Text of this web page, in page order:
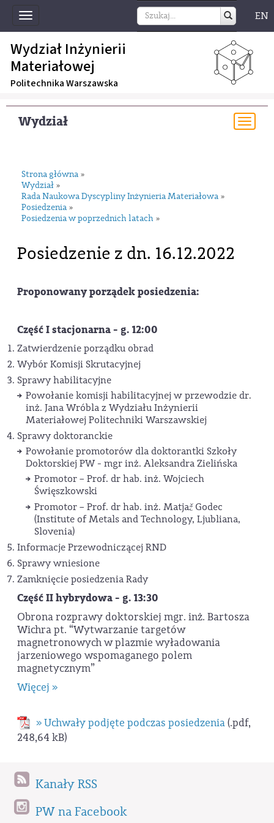
Toggle
navigation
EN
Wydział Inżynierii
Materiałowej
Politechnika Warszawska
Wydział
Strona główna »
Wydział »
Rada Naukowa Dyscypliny Inżynieria Materiałowa »
Posiedzenia »
Posiedzenia w poprzednich latach »
Posiedzenie z dn. 16.12.2022
Proponowany porządek posiedzenia:
Część I stacjonarna - g. 12:00
Zatwierdzenie porządku obrad
Wybór Komisji Skrutacyjnej
Sprawy habilitacyjne
Powołanie komisji habilitacyjnej w przewodzie dr.
inż. Jana Wróbla z Wydziału Inżynierii
Materiałowej Politechniki Warszawskiej
Sprawy doktoranckie
Powołanie promotorów dla doktorantki Szkoły
Doktorskiej PW - mgr inż. Aleksandra Zielińska
Promotor – Prof. dr hab. inż. Wojciech
Święszkowski
Promotor – Prof. dr hab. inż. MatjažGodec
(Institute of Metals and Technology, Ljubliana,
Slovenia)
Informacje Przewodniczącej RND
Sprawy wniesione
Zamknięcie posiedzenia Rady
Część II hybrydowa - g. 13:30
Obrona rozprawy doktorskiej mgr. inż. Bartosza
Wichra pt. “Wytwarzanie targetów
magnetronowych w plazmie wyładowania
jarzeniowego wspomaganego polem
magnetycznym”
Więcej »
» Uchwały podjęte podczas posiedzenia(.pdf,
248,64 kB)
Kanały RSS
PW na Facebook